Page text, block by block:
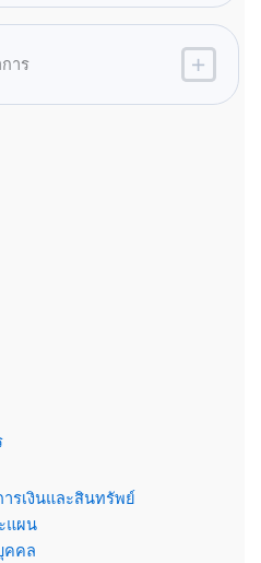
าร
รเงินและสินทรัพย์
แผน
คคล